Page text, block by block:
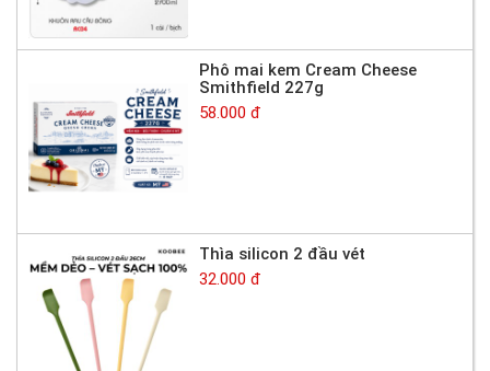
Phô mai kem Cream Cheese
Smithfield 227g
58.000 đ
Thìa silicon 2 đầu vét
32.000 đ